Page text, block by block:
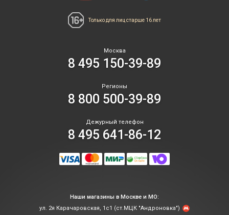
Только для лицстарше 16 лет
Москва
8 495 150-39-89
Регионы
8 800 500-39-89
Дежурный телефон
8 495 641-86-12
Наши магазины в Москве и МО:
ул. 2я Карачаровская, 1с1 (ст.МЦК "Андроновка")